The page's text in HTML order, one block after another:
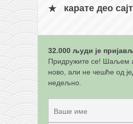
чланарина
бесплатна е-књига
термини тренинга
моја прича
моја прича
карате део
32.000 људи је
Придружите се! Шаљем
ново, али не чешће од
недељно.